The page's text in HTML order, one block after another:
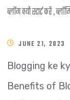
JUNE 21, 2023
Blogging ke
Benefits of